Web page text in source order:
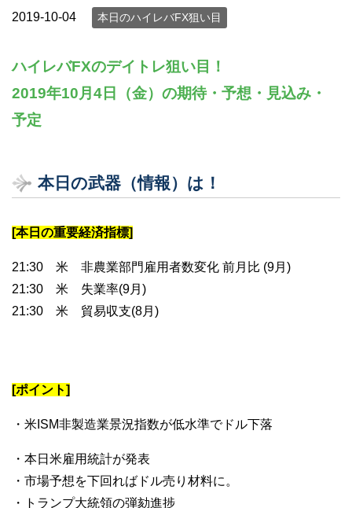
2019-10-04 本日のハイレバFX狙い目
ハイレバFXのデイトレ狙い目！
2019年10月4日（金）の期待・予想・見込み・
予定
本日の武器（情報）は！
[本日の重要経済指標]
21:30 米 非農業部門雇用者数変化 前月比 (9月)
21:30 米 失業率(9月)
21:30 米 貿易収支(8月)
[ポイント]
・米ISM非製造業景況指数が低水準でドル下落
・本日米雇用統計が発表
・市場予想を下回ればドル売り材料に。
・トランプ大統領の弾劾進捗